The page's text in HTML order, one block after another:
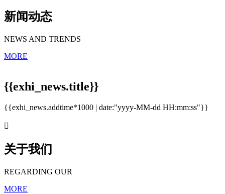
新闻动态
NEWS AND TRENDS
MORE
{{exhi_news.title}}
{{exhi_news.addtime*1000 | date:"yyyy-MM-dd HH:mm:ss"}}

关于我们
REGARDING OUR
MORE